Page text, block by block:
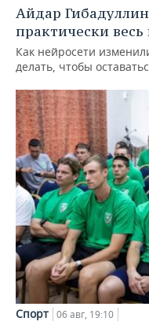
Айдар
практически
Как нейросети
делать, чтобы
Спорт 06 авг, 19:10